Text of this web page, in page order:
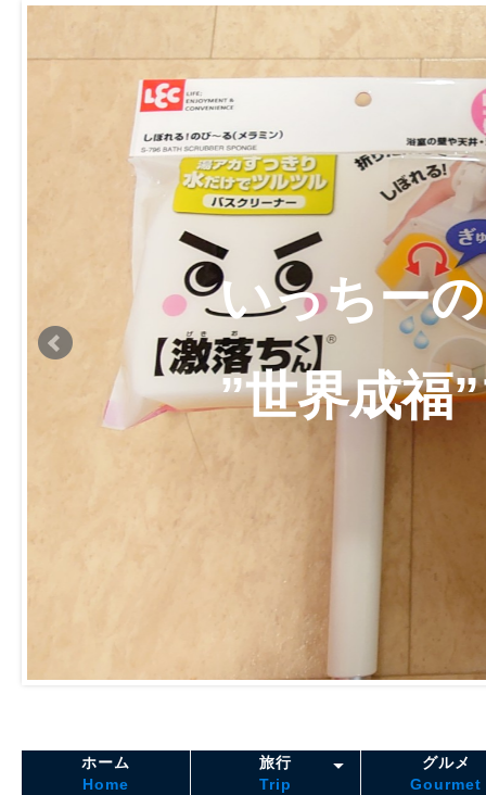
いっちーの
”世界成福
ホーム
Home
旅行
Trip
グルメ
Gourmet